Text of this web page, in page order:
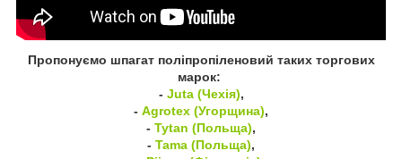
Пропонуємо шпагат поліпропіленовий таких торгових
марок:
- Juta (Чехія),
- Agrotex (Угорщина),
- Tytan (Польща),
- Tama (Польща),